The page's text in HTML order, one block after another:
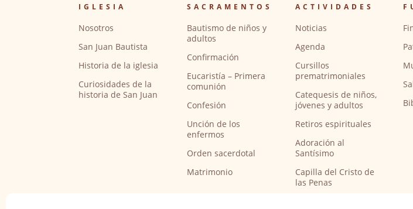
IGLESIA
Nosotros
San Juan Bautista
Historia de la iglesia
Curiosidades de la
historia de San Juan
SACRAMENTOS
Bautismo de niños y
adultos
Confirmación
Eucaristía – Primera
comunión
Confesión
Unción de los
enfermos
Orden sacerdotal
Matrimonio
ACTIVIDADES
Noticias
Agenda
Cursillos
prematrimoniales
Catequesis de niños,
jóvenes y adultos
Retiros espirituales
Adoración al
Santísimo
Capilla del Cristo de
las Penas